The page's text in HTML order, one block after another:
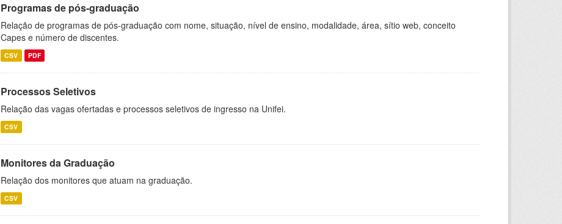
Programas de pós-graduação
Relação de programas de pós-graduação com nome, situação, nível de ensino, modalidade, área, sítio web, conceito
Capes e número de discentes.
CSV PDF
Processos Seletivos
Relação das vagas ofertadas e processos seletivos de ingresso na Unifei.
CSV
Monitores da Graduação
Relação dos monitores que atuam na graduação.
CSV